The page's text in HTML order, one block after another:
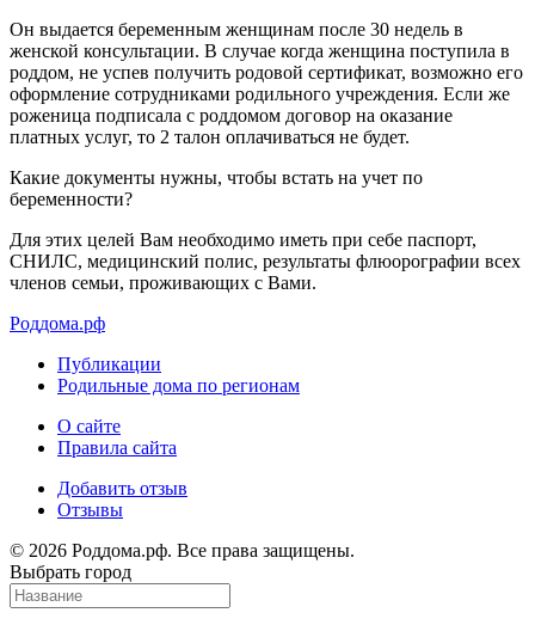
Он выдается беременным женщинам после 30 недель в
женской консультации. В случае когда женщина поступила в
роддом, не успев получить родовой сертификат, возможно его
оформление сотрудниками родильного учреждения. Если же
роженица подписала с роддомом договор на оказание
платных услуг, то 2 талон оплачиваться не будет.
Какие документы нужны, чтобы встать на учет по
беременности?
Для этих целей Вам необходимо иметь при себе паспорт,
СНИЛС, медицинский полис, результаты флюорографии всех
членов семьи, проживающих с Вами.
Роддома.рф
Публикации
Родильные дома по регионам
О сайте
Правила сайта
Добавить отзыв
Отзывы
© 2026 Роддома.рф. Все права защищены.
Выбрать город